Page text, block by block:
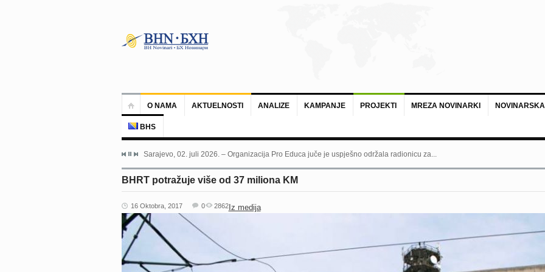
O NAMA AKTUELNOSTI ANALIZE KAMPANJE PROJEKTI MREZA NOVINARKI
BHS
Sarajevo, 02. juli 2026. – Organizacija Pro Educa juče je uspješno održala radionicu za...
BHRT potražuje više od 37 miliona KM
16 Oktobra, 2017 Iz medija
0 2862